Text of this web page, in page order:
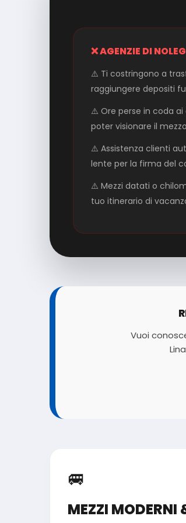
❌ AGENZIE DI
⚠️ Ti costringono a
raggiungere depositi
⚠️ Ore perse in coda
poter visionare il
⚠️ Assistenza clienti
lente per la firma del
⚠️ Mezzi datati o
tuo itinerario di
Vuoi
🚐
MEZZI MODERNI